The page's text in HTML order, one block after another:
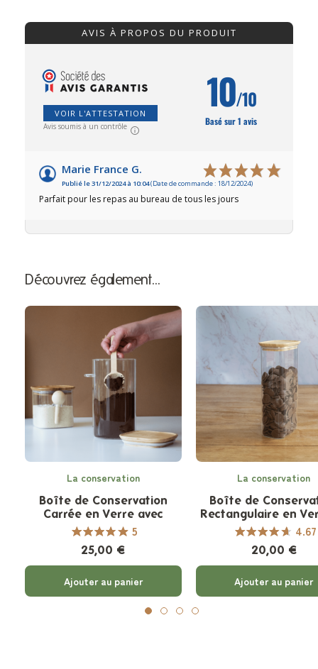
AVIS À PROPOS DU PRODUIT
VOIR L'ATTESTATION
Avis soumis à un contrôle
10/10
Basé sur 1 avis
Marie France G.
Publié le 31/12/2024 à 10:04(Date de commande : 18/12/2024)
Parfait pour les repas au bureau de tous les jours
Découvrez également…
La conservation
Boîte de Conservation
Carrée en Verre avec
Cuillère à Doser intégrée
5
25,00 €
Ajouter au panier
La conservation
Boîte de
Rectangulaire en
Bambou 4.67
20,00 €
Ajouter au panier